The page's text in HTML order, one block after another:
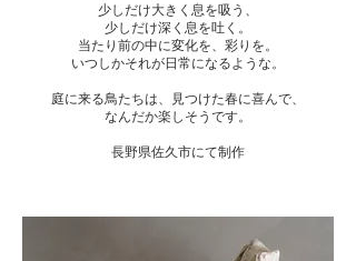
少しだけ大きく息を吸う、
少しだけ深く息を吐く。
当たり前の中に変化を、彩りを。
いつしかそれが日常になるような。
庭に来る鳥たちは、見つけた春に喜んで、
なんだか楽しそうです。
長野県佐久市にて制作